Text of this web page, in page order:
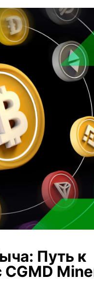
Путь к
CGMD